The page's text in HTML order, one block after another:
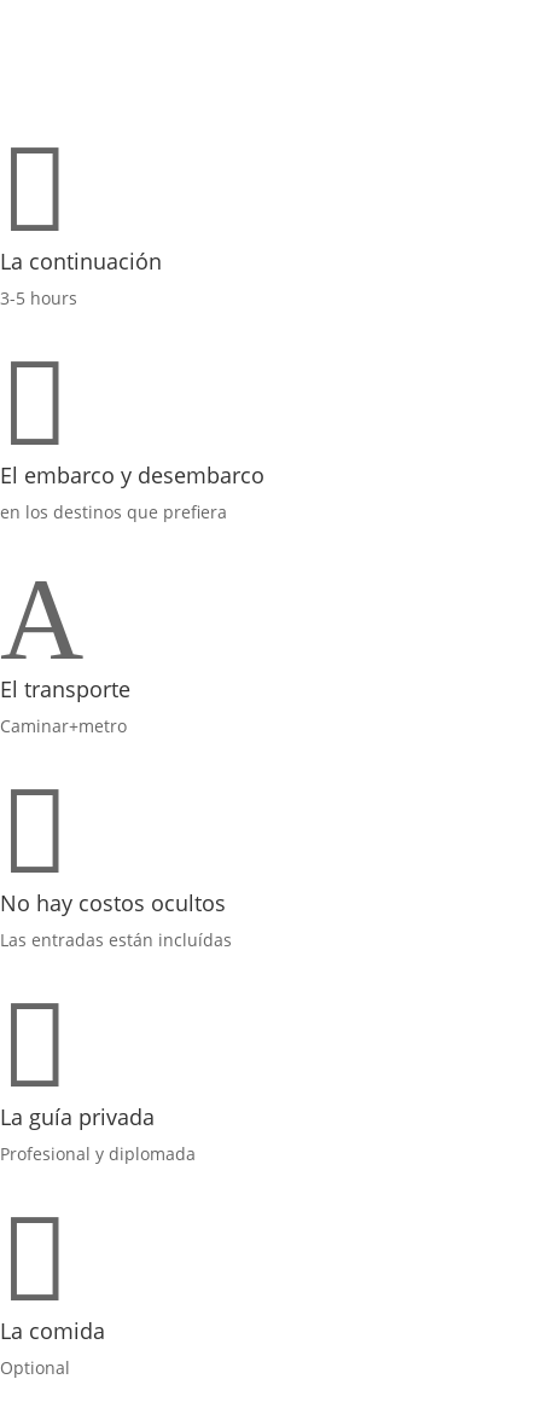

La continuación
3-5 hours

El embarco y desembarco
en los destinos que prefiera
A
El transporte
Caminar+metro

No hay costos ocultos
Las entradas están incluídas

La guía privada
Profesional y diplomada

La comida
Optional